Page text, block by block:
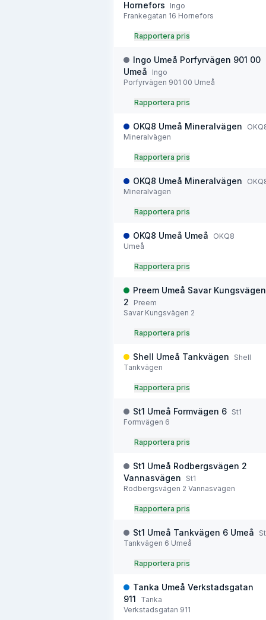
Hornefors
Ingo
Frankegatan 16 Hornefors
Rapportera pris
Ingo Umeå Porfyrvägen 901 00
Umeå
Ingo
Porfyrvägen 901 00 Umeå
Rapportera pris
OKQ8 Umeå Mineralvägen
Mineralvägen
Rapportera pris
OKQ8 Umeå Mineralvägen
Mineralvägen
Rapportera pris
OKQ8 Umeå Umeå
OKQ8
Umeå
Rapportera pris
Preem Umeå Savar Kungsvägen
2
Preem
Savar Kungsvägen 2
Rapportera pris
Shell Umeå Tankvägen
Shell
Tankvägen
Rapportera pris
St1 Umeå Formvägen 6 St1
Formvägen 6
Rapportera pris
St1 Umeå Rodbergsvägen 2
Vannasvägen
St1
Rodbergsvägen 2 Vannasvägen
Rapportera pris
St1 Umeå Tankvägen 6 Umeå
Tankvägen 6 Umeå
Rapportera pris
Tanka Umeå Verkstadsgatan
911
Tanka
Verkstadsgatan 911